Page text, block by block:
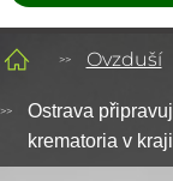
Ovzduší
Ostrava
krematoria v kraji